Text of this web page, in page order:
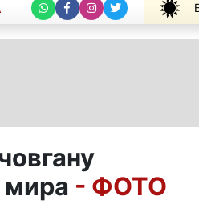
мира - ФОТО